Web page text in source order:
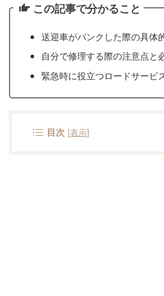
この記事で分かること
送迎車がパンクした際の具体
自分で修理する際の注意点と
緊急時に役立つロードサービ
目次 [表示]